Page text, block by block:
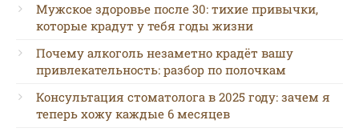
Мужское здоровье после 30: тихие привычки,
которые крадут у тебя годы жизни
Почему алкоголь незаметно крадёт вашу
привлекательность: разбор по полочкам
Консультация стоматолога в 2025 году: зачем я
теперь хожу каждые 6 месяцев